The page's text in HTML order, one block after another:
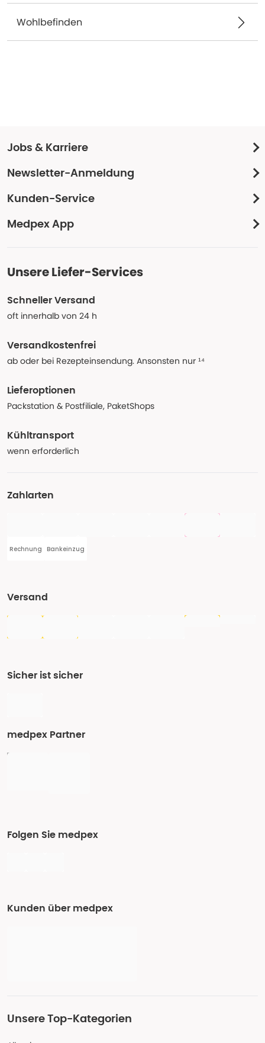
Wohlbefinden
Jobs & Karriere
Newsletter-Anmeldung
Kunden-Service
Medpex App
Unsere Liefer-Services
Schneller Versand
oft innerhalb von 24 h
Versandkostenfrei
ab oder bei Rezepteinsendung. Ansonsten nur ¹⁴
Lieferoptionen
Packstation & Postfiliale, PaketShops
Kühltransport
wenn erforderlich
Zahlarten
Rechnung Bankeinzug
Versand
Sicher ist sicher
medpex Partner
Folgen Sie medpex
Kunden über medpex
Unsere Top-Kategorien